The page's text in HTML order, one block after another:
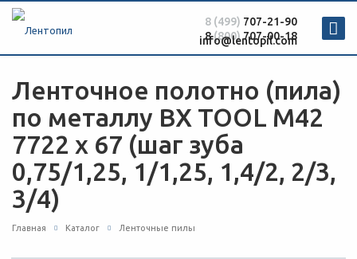
8(800)707-00-18
8 (499) 707-21-90
info@lentopil.com
Ленточное полотно (пила)
по металлу BX TOOL M42
7722 х 67 (шаг зуба
0,75/1,25, 1/1,25, 1,4/2, 2/3,
3/4)
Главная Каталог Ленточные пилы